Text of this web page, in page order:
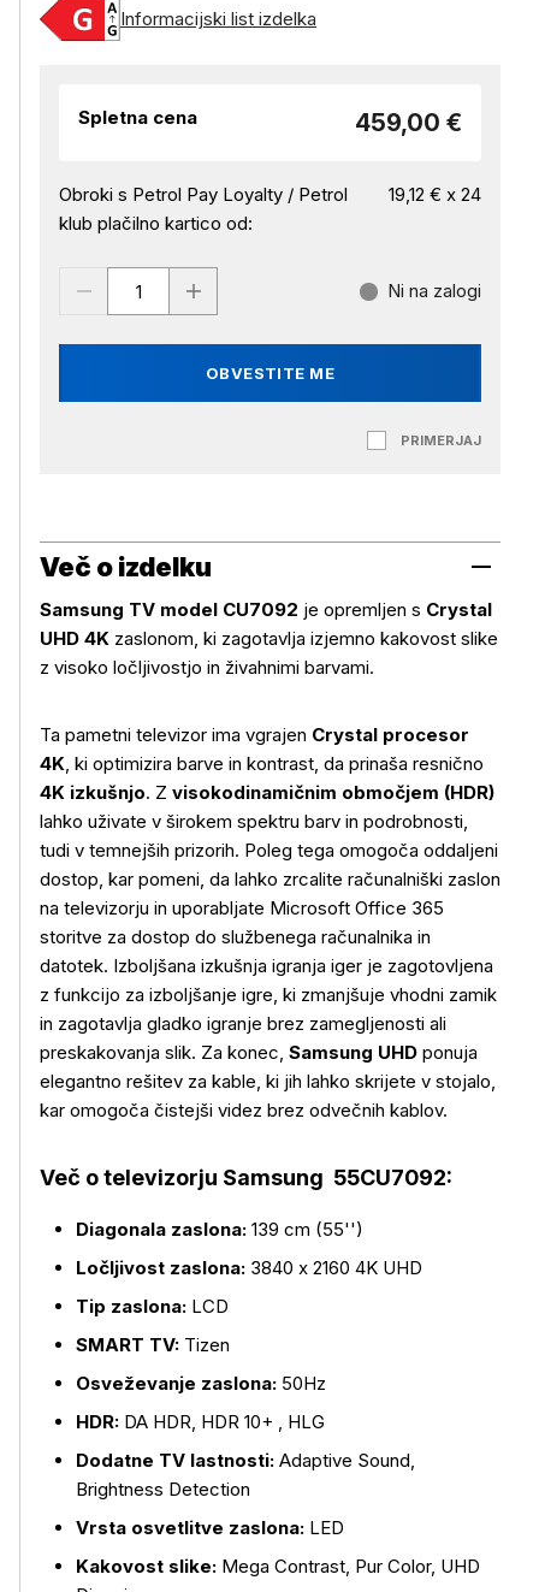
Informacijski list izdelka
Spletna cena 459,00 €
Obroki s Petrol Pay Loyalty / Petrol
klub plačilno kartico od:
19,12 € x 24
OBVESTITE ME
Ni na zalogi
PRIMERJAJ
Več o izdelku
Več o izdelku
Samsung TV model CU7092 je opremljen s Crystal
UHD 4K zaslonom, ki zagotavlja izjemno kakovost slike
z visoko ločljivostjo in živahnimi barvami.
Ta pametni televizor ima vgrajen Crystal procesor
4K, ki optimizira barve in kontrast, da prinaša resnično
4K izkušnjo. Z visokodinamičnim območjem (HDR)
lahko uživate v širokem spektru barv in podrobnosti,
tudi v temnejših prizorih. Poleg tega omogoča oddaljeni
dostop, kar pomeni, da lahko zrcalite računalniški zaslon
na televizorju in uporabljate Microsoft Office 365
storitve za dostop do službenega računalnika in
datotek. Izboljšana izkušnja igranja iger je zagotovljena
z funkcijo za izboljšanje igre, ki zmanjšuje vhodni zamik
in zagotavlja gladko igranje brez zamegljenosti ali
preskakovanja slik. Za konec, Samsung UHD ponuja
elegantno rešitev za kable, ki jih lahko skrijete v stojalo,
kar omogoča čistejši videz brez odvečnih kablov.
Več o televizorju Samsung 55CU7092:
Diagonala zaslona: 139 cm (55'')
Ločljivost zaslona: 3840 x 2160 4K UHD
Tip zaslona: LCD
SMART TV: Tizen
Osveževanje zaslona: 50Hz
HDR: DA HDR, HDR 10+ , HLG
Dodatne TV lastnosti: Adaptive Sound,
Brightness Detection
Vrsta osvetlitve zaslona: LED
Kakovost slike: Mega Contrast, Pur Color, UHD